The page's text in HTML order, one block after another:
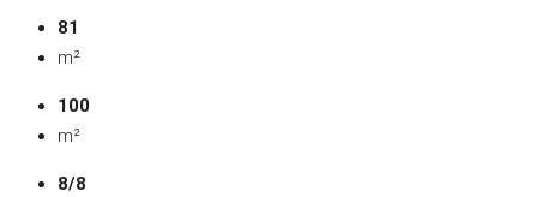
81
m²
100
m²
8/8